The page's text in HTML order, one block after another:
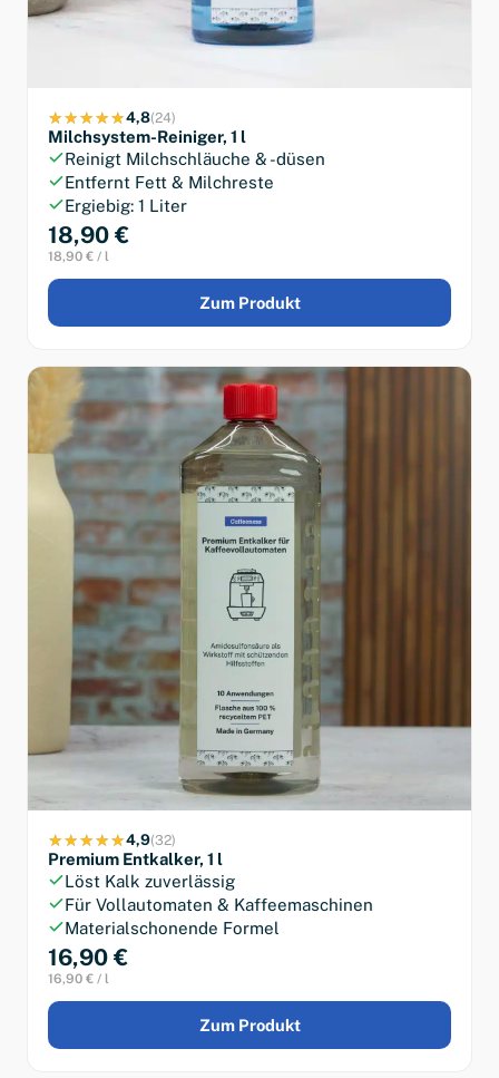
4,8(24)
Milchsystem-Reiniger, 1 l
Reinigt Milchschläuche & -düsen
Entfernt Fett & Milchreste
Ergiebig: 1 Liter
18,90 €
18,90 € / l
Zum Produkt
4,9(32)
Premium Entkalker, 1 l
Löst Kalk zuverlässig
Für Vollautomaten & Kaffeemaschinen
Materialschonende Formel
16,90 €
16,90 € / l
Zum Produkt